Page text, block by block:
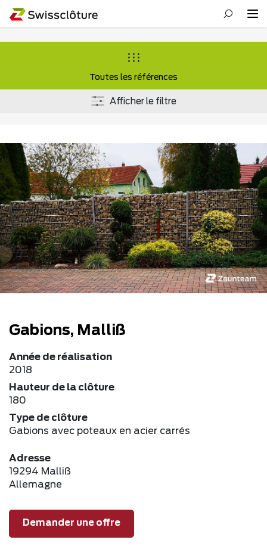
Toutes les références
Afficher le filtre
Gabions, Malliß
Année de réalisation
2018
Hauteur de la clôture
180
Type de clôture
Gabions avec poteaux en acier carrés
Adresse
19294 Malliß
Allemagne
Demander une offre